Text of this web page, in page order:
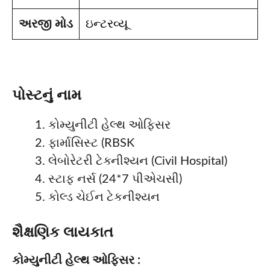
અરજી મોડ ઇન્ટરવ્યૂ
પોસ્ટનું નામ
કોમ્યુનીટી હેલ્થ ઓફિસર
ફાર્માસિસ્ટ (RBSK
લેબોરેટરી ટેક્નીશ્યન (Civil Hospital)
સ્ટાફ નર્સ (24*7 પીએચસી)
કોલ્ડ ચેઈન ટેકનીશ્યન
શૈક્ષણિક લાયકાત
કોમ્યુનીટી હેલ્થ ઓફિસર :